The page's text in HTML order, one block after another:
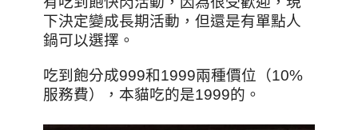
下決定變成長期活動，但還是有單點人
鍋可以選擇。
吃到飽分成999和1999兩種價位（10%
服務費），本貓吃的是1999的。